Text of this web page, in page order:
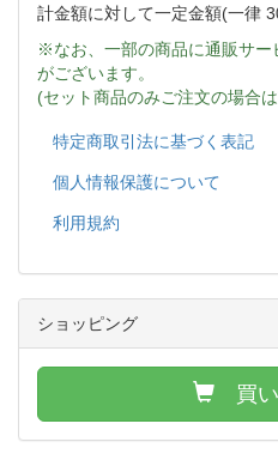
計金額に対して一定金額(一律
※なお、一部の商品に通販サー
がございます。
(セット商品のみご注文の場合
特定商取引法に基づく表記
個人情報保護について
利用規約
ショッピング
買